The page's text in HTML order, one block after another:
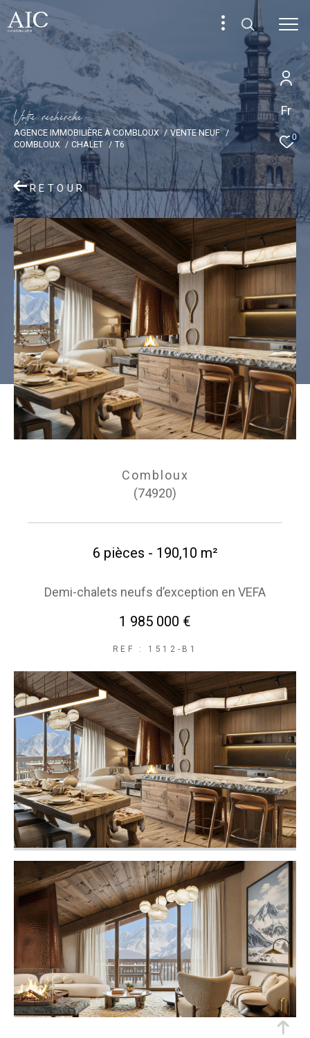
Fr
0
Votre recherche
AGENCE IMMOBILIÈRE À COMBLOUX
VENTE NEUF
COMBLOUX
CHALET T6
RETOUR
Combloux
(74920)
6 pièces - 190,10 m²
Demi-chalets neufs d’exception en VEFA
1 985 000 €
REF : 1512-B1